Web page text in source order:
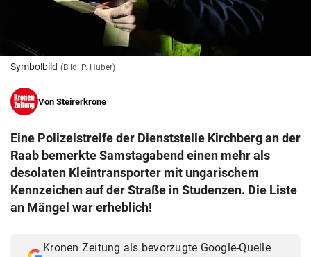
© Krone Multimedia GmbH & Co KG 2026
Muthgasse 2, 1190 Wien
Symbolbild (Bild: P. Huber)
Von Steirerkrone
Eine Polizeistreife der Dienststelle Kirchberg an der
Raab bemerkte Samstagabend einen mehr als
desolaten Kleintransporter mit ungarischem
Kennzeichen auf der Straße in Studenzen. Die Liste
an Mängel war erheblich!
Kronen Zeitung als bevorzugte Google-Quelle